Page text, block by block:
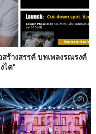
ร้างสรรค์ บทเพลงรณรงค์
ไต”